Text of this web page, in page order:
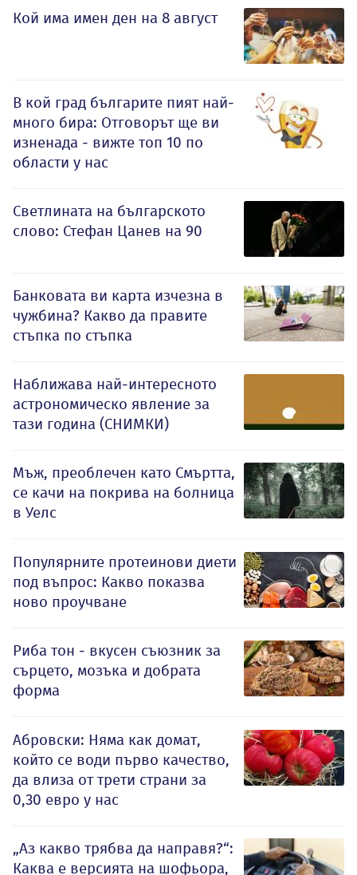
Кой има имен ден на 8 август
В кой град българите пият най-
много бира: Отговорът ще ви
изненада - вижте топ 10 по
области у нас
Светлината на българското
слово: Стефан Цанев на 90
Банковата ви карта изчезна в
чужбина? Какво да правите
стъпка по стъпка
Наближава най-интересното
астрономическо явление за
тази година (СНИМКИ)
Мъж, преоблечен като Смъртта,
се качи на покрива на болница
в Уелс
Популярните протеинови диети
под въпрос: Какво показва
ново проучване
Риба тон - вкусен съюзник за
сърцето, мозъка и добрата
форма
Абровски: Няма как домат,
който се води първо качество,
да влиза от трети страни за
0,30 евро у нас
„Аз какво трябва да направя?“:
Каква е версията на шофьора,